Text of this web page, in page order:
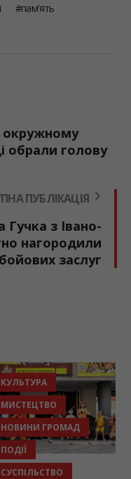
пам'ять
окружному
обрали голову
ПУБЛІКАЦІЯ
з Івано-
нагородили
заслуг
ГРОМАД